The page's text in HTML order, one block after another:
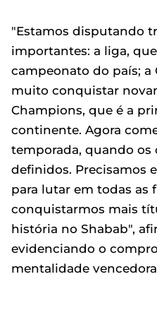
"Estamos disputando
importantes: a liga,
campeonato do país; a
muito conquistar
Champions, que é a
continente. Agora
temporada, quando os
definidos. Precisamos
para lutar em todas as
conquistarmos mais
história no Shabab",
evidenciando o
mentalidade